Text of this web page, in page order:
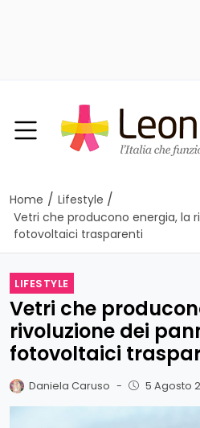
Home / Lifestyle /
Vetri che producono energia, la
fotovoltaici trasparenti
LIFESTYLE
Vetri che
rivoluzione dei
fotovoltaici
Daniela Caruso - 5 Agosto